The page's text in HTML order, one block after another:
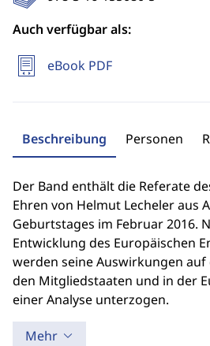
Auch verfügbar als:
eBook PDF
Beschreibung Personen
Der Band enthält die Referate
Ehren von Helmut Lecheler aus
Geburtstages im Februar 2016.
Entwicklung des Europäischen
werden seine Auswirkungen
den Mitgliedstaaten und in der
einer Analyse unterzogen.
Mehr